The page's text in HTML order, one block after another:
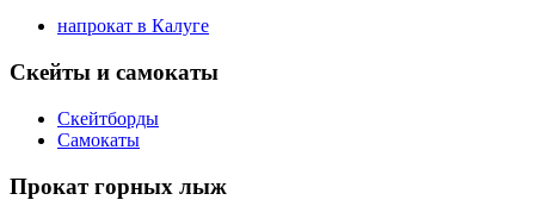
напрокат в Калуге
Скейты и самокаты
Скейтборды
Самокаты
Прокат горных лыж